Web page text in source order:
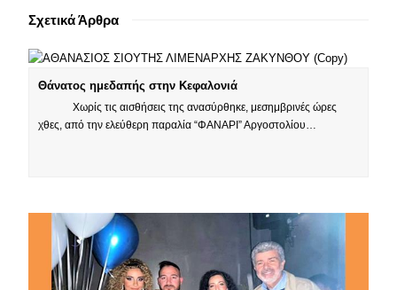
Σχετικά Άρθρα
Θάνατος ημεδαπής στην Κεφαλονιά
Χωρίς τις αισθήσεις της ανασύρθηκε, μεσημβρινές ώρες
χθες, από την ελεύθερη παραλία “ΦΑΝΑΡΙ” Αργοστολίου…